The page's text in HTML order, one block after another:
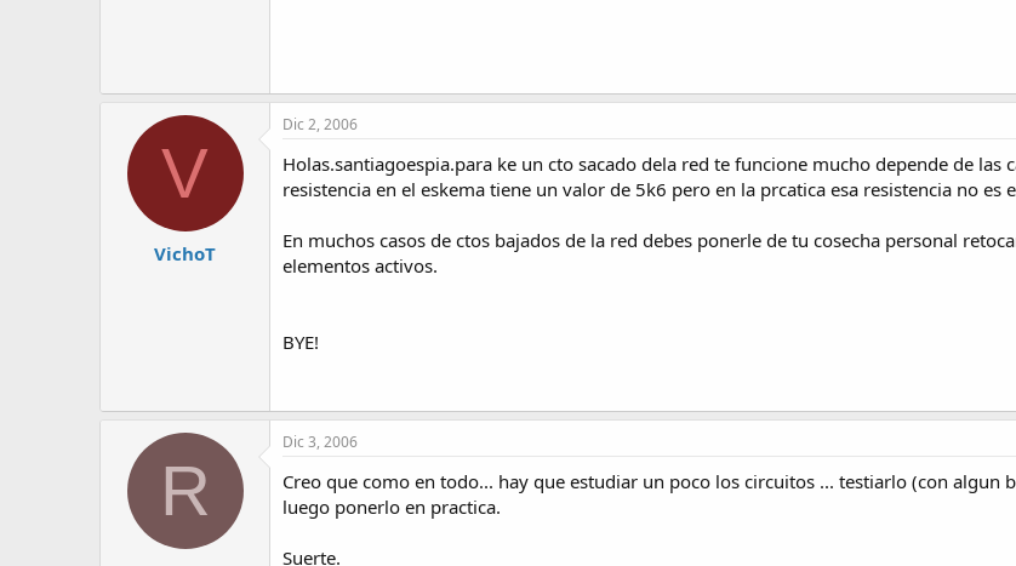
V
VichoT
Dic 2, 2006
Holas.santiagoespia.para ke un cto sacado dela red te funcione mucho depende de
resistencia en el eskema tiene un valor de 5k6 pero en la prcatica esa resistencia no es
En muchos casos de ctos bajados de la red debes ponerle de tu cosecha personal
elementos activos.
BYE!
R
Dic 3, 2006
Creo que como en todo... hay que estudiar un poco los circuitos ... testiarlo (con algun
luego ponerlo en practica.
Suerte.